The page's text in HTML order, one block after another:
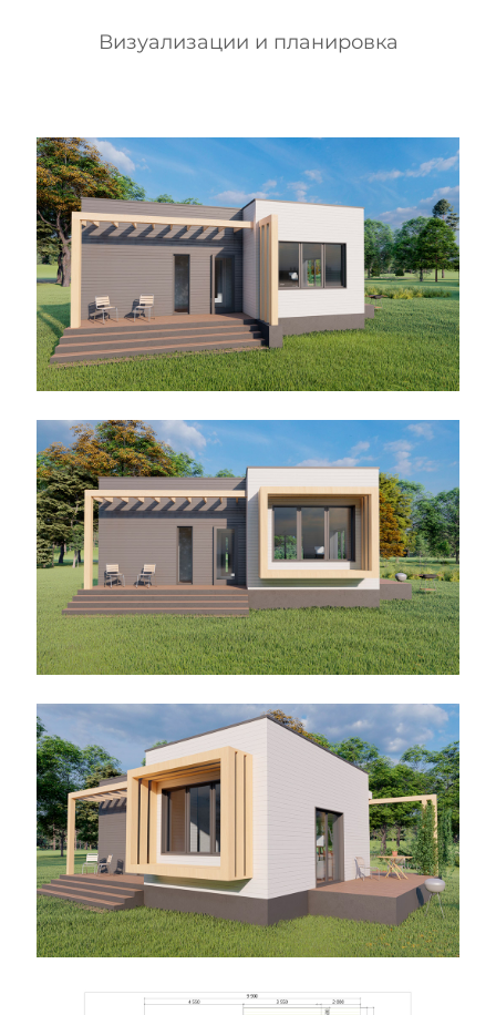
Визуализации и планировка